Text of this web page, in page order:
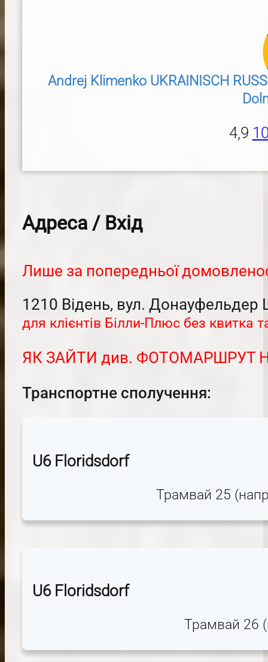
Andrej Klimenko UKRAINISCH
4,9
Адреса / Вхiд
Лише за попередньої
1210 Відень, вул. Донауфельдер
для клієнтів Бiлли-Плюс без квитка
ЯК ЗАЙТИ див. ФОТОМАРШРУТ
Транспортне сполучення:
U6 Floridsdorf
Трамвай 25
U6 Floridsdorf
Трамвай 26